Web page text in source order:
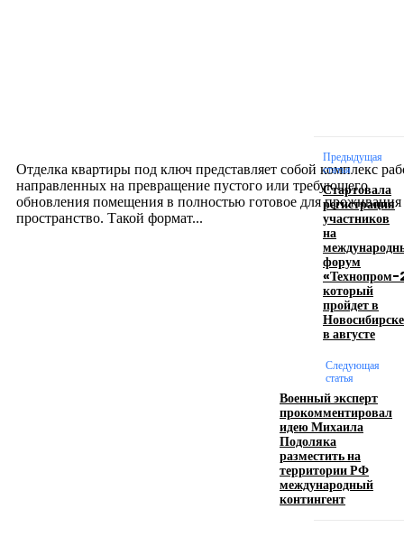
Отделка квартиры под ключ представляет собой комплекс
направленных на превращение пустого или требующего
обновления помещения в полностью готовое для проживания
пространство. Такой формат...
Производство полиэтиленовых пакетов с
логотипом: эффективный инструмент бренда
Девушка в бокале: легендарный номер бурлеска
искусство эффектного представления
Предыдущая
статья
Стартовала
регистрация
участников
на
форум
который
пройдет в
Новосибирске
в августе
Следующая
статья
Военный эксперт
прокомментировал
идею Михаила
Подоляка
разместить на
территории РФ
международный
контингент